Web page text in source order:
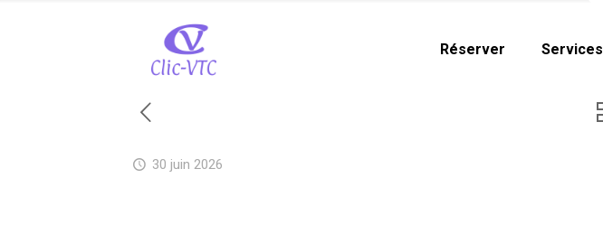
Réserver Services
30 juin 2026